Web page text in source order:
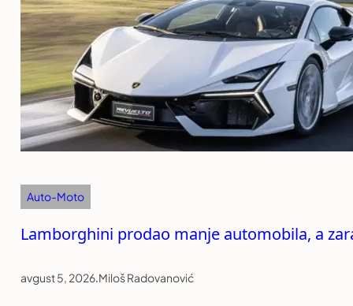
Auto-Moto
Lamborghini prodao manje automobila, a
avgust 5, 2026.Miloš Radovanović